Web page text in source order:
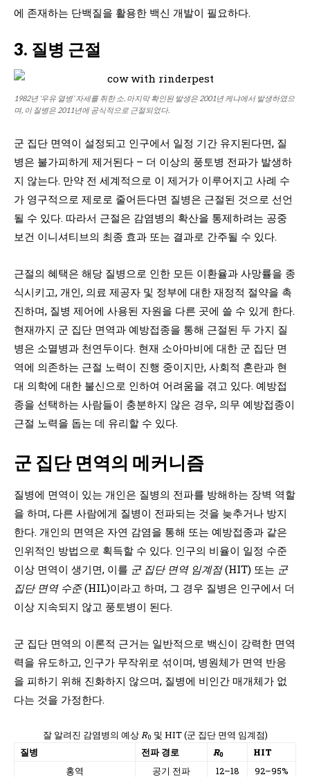
에 존재하는 단백질을 활용한 백신 개발이 필요하다.
3. 질병 근절
1982년 ‘우유 열병’ 자세를 취한 소. 마지막 확인된 발생은 2001년 케냐에서 발생하였으
며, 이 질병은 2011년에 공식적으로 근절되었다.
군 집단 면역이 설정되고 인구에서 일정 기간 유지된다면, 질
병은 불가피하게 제거된다 – 더 이상의 풍토병 전파가 발생하
지 않는다. 만약 전 세계적으로 이 제거가 이루어지고 사례 수
가 영구적으로 제로로 줄어든다면 질병은 근절된 것으로 선언
될 수 있다. 따라서 근절은 감염병의 확산을 통제하려는 공중
보건 이니셔티브의 최종 효과 또는 결과로 간주될 수 있다.
근절의 혜택은 해당 질병으로 인한 모든 이환율과 사망률을 종
식시키고, 개인, 의료 제공자 및 정부에 대한 재정적 절약을 촉
진하며, 질병 제어에 사용된 자원을 다른 곳에 쓸 수 있게 한다.
현재까지 군 집단 면역과 예방접종을 통해 근절된 두 가지 질
병은 소멸병과 천연두이다. 현재 소아마비에 대한 군 집단 면
역에 의존하는 근절 노력이 진행 중이지만, 사회적 혼란과 현
대 의학에 대한 불신으로 인하여 어려움을 겪고 있다. 예방접
종을 선택하는 사람들이 충분하지 않은 경우, 의무 예방접종이
근절 노력을 돕는 데 유리할 수 있다.
군 집단 면역의 메커니즘
질병에 면역이 있는 개인은 질병의 전파를 방해하는 장벽 역할
을 하며, 다른 사람에게 질병이 전파되는 것을 늦추거나 방지
한다. 개인의 면역은 자연 감염을 통해 또는 예방접종과 같은
인위적인 방법으로 획득할 수 있다. 인구의 비율이 일정 수준
이상 면역이 생기면, 이를 군 집단 면역 임계점(HIT) 또는 군
집단 면역 수준(HIL)이라고 하며, 그 경우 질병은 인구에서 더
이상 지속되지 않고 풍토병이 된다.
군 집단 면역의 이론적 근거는 일반적으로 백신이 강력한 면역
력을 유도하고, 인구가 무작위로 섞이며, 병원체가 면역 반응
을 피하기 위해 진화하지 않으며, 질병에 비인간 매개체가 없
다는 것을 가정한다.
잘 알려진 감염병의 예상 R0 및 HIT (군 집단 면역 임계점)
질병
전파 경로 R0
HIT
홍역
공기 전파 12–18
92–95%